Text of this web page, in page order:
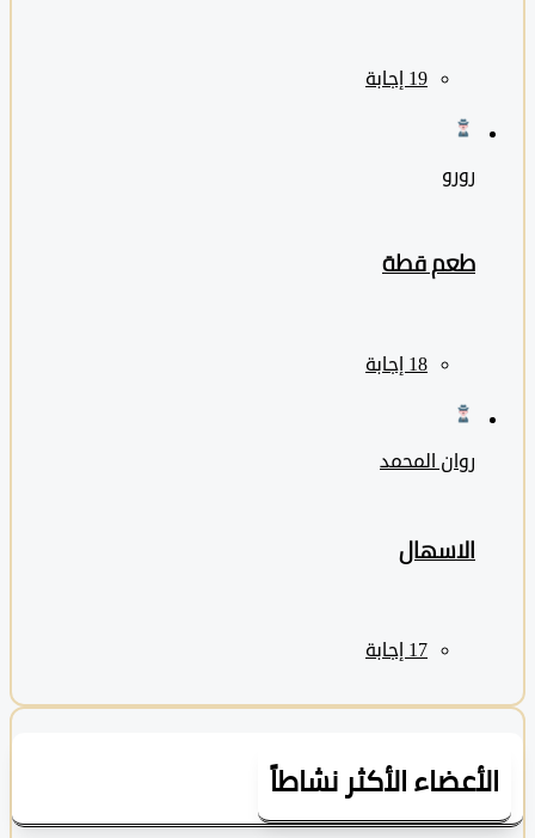
طعم قطة
روان المحمد
الاسهال
الأكثر نشاطاً